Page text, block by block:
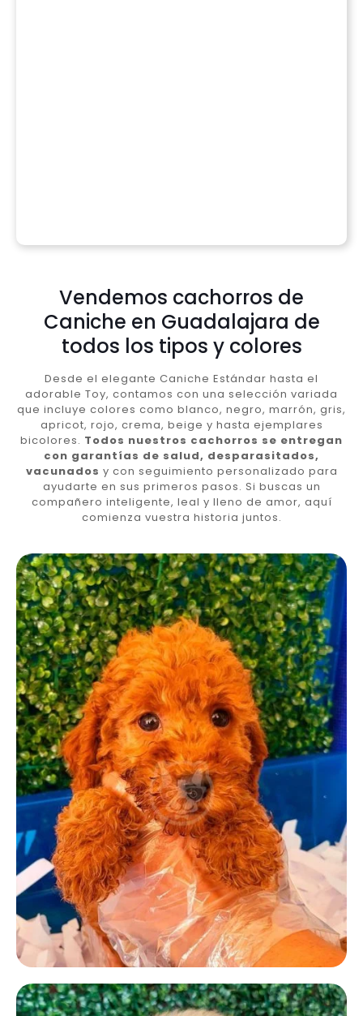
Vendemos cachorros de
Caniche en Guadalajara de
todos los tipos y colores
Desde el elegante Caniche Estándar hasta el
adorable Toy, contamos con una selección variada
que incluye colores como blanco, negro, marrón, gris,
apricot, rojo, crema, beige y hasta ejemplares
bicolores. Todos nuestros cachorros se entregan
con garantías de salud, desparasitados,
vacunados y con seguimiento personalizado para
ayudarte en sus primeros pasos. Si buscas un
compañero inteligente, leal y lleno de amor, aquí
comienza vuestra historia juntos.